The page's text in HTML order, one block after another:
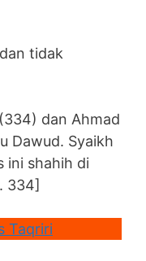
dan Ahmad
Dawud. Syaikh
ini shahih di
334]
Taqriri